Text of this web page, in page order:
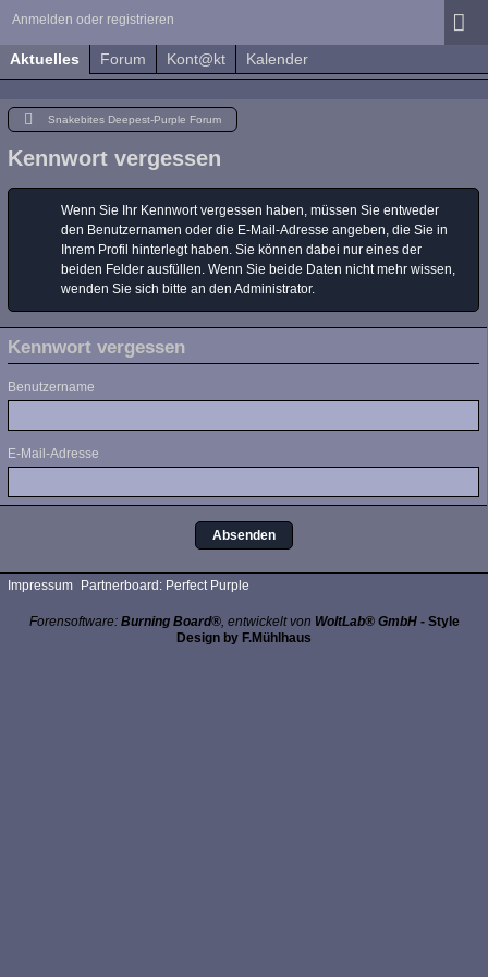
Anmelden oder registrieren
Aktuelles Forum Kont@kt Kalender
Snakebites Deepest-Purple Forum
Kennwort vergessen
Wenn Sie Ihr Kennwort vergessen haben, müssen Sie entweder
den Benutzernamen oder die E-Mail-Adresse angeben, die Sie in
Ihrem Profil hinterlegt haben. Sie können dabei nur eines der
beiden Felder ausfüllen. Wenn Sie beide Daten nicht mehr wissen,
wenden Sie sich bitte an den Administrator.
Kennwort vergessen
Benutzername
E-Mail-Adresse
Impressum Partnerboard: Perfect Purple
Forensoftware: Burning Board®, entwickelt von WoltLab® GmbH